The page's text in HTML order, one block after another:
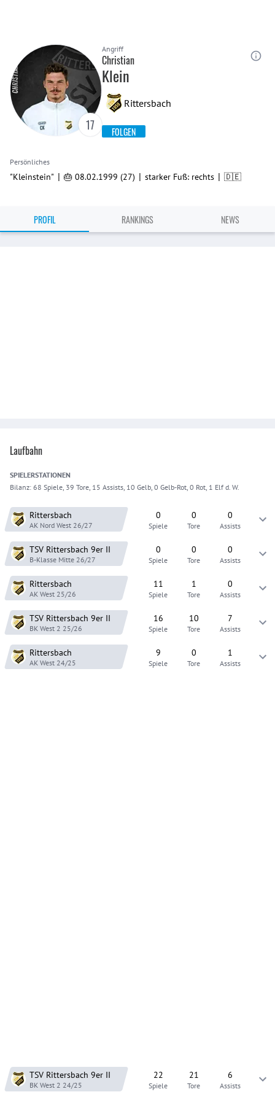
17
Angriff
Christian
Klein
Rittersbach
FOLGEN
Persönliches
"Kleinstein" | 🎂 08.02.1999 (27) | starker Fuß: rechts | 🇩🇪
PROFIL RANKINGS NEWS
Laufbahn
SPIELERSTATIONEN
Bilanz: 68 Spiele, 39 Tore, 15 Assists, 10 Gelb, 0 Gelb-Rot, 0 Rot, 1 Elf d. W.
Rittersbach
AK Nord West 26/27
0
Spiele
0
Tore
0
Assists
TSV Rittersbach 9er II
B-Klasse Mitte 26/27
0
Spiele
0
Tore
0
Assists
Rittersbach
AK West 25/26
11
Spiele
1
Tore
0
Assists
TSV Rittersbach 9er II
BK West 2 25/26
16
Spiele
10
Tore
7
Assists
Rittersbach
AK West 24/25
9
Spiele
0
Tore
1
Assists
TSV Rittersbach 9er II
BK West 2 24/25
22
Spiele
21
Tore
6
Assists